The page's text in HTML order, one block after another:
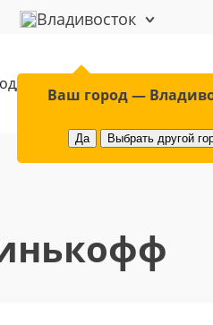
Владивосток
Ваш город —
Да Выбрать другой